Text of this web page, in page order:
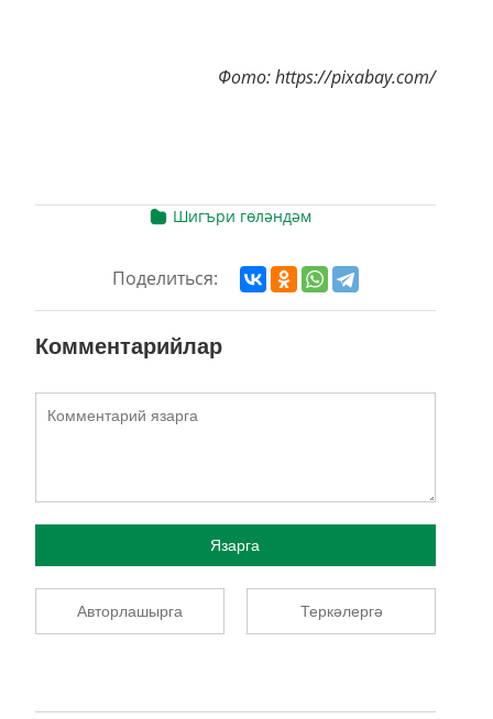
Фото: https://pixabay.com/
Шигъри гөләндәм
Поделиться:
Комментарийлар
Язарга
Авторлашырга Теркәлергә